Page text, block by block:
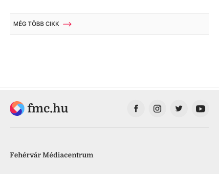
MÉG TÖBB CIKK
fmc.hu
Fehérvár Médiacentrum